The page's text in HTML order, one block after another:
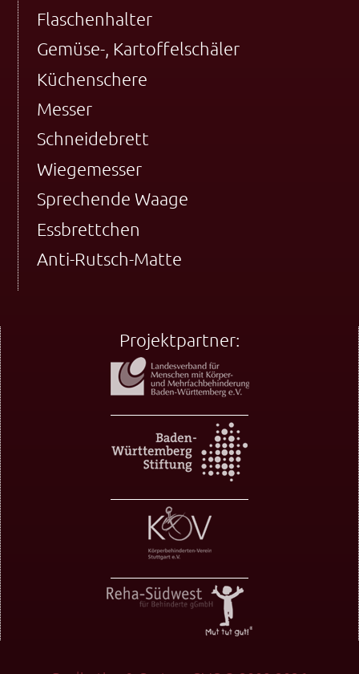
Flaschenhalter
Gemüse-, Kartoffelschäler
Küchenschere
Messer
Schneidebrett
Wiegemesser
Sprechende Waage
Essbrettchen
Anti-Rutsch-Matte
Projektpartner: